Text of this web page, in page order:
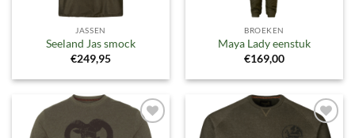
JASSEN
Seeland Jas smock
€249,95
BROEKEN
Maya Lady eenstuk
€169,00
Toevoegen
Toevoegen